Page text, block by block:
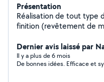
Présentation
Réalisation de tout type
finition (revêtement de
Dernier avis laissé par
Il y a plus de 6 mois
De bonnes idées. Efficace et